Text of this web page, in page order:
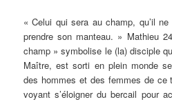
« Celui qui sera au champ, qu’il
prendre son manteau. »
champ » symbolise le (la) disciple
Maître, est sorti en plein monde
des hommes et des femmes de
voyant s’éloigner du bercail pour